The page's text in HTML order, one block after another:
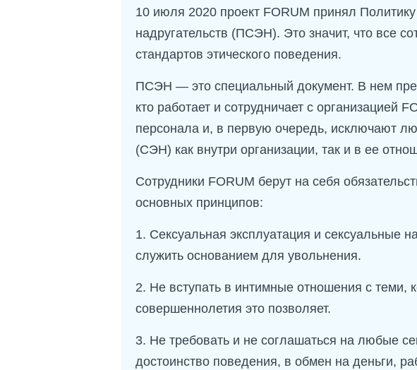
10 июля 2020 проект FORUM принял
надругательств (ПСЭН). Это значит, что все
стандартов этического поведения.
ПСЭН — это специальный документ. В нем
кто работает и сотрудничает с
персонала и, в первую очередь, исключают
(СЭН) как внутри организации, так и в ее
Сотрудники FORUM берут на себя
основных принципов:
1. Сексуальная эксплуатация и сексуальные
служить основанием для увольнения.
2. Не вступать в интимные отношения с теми,
совершеннолетия это позволяет.
3. Не требовать и не соглашаться на любые
достоинство поведения, в обмен на деньги,